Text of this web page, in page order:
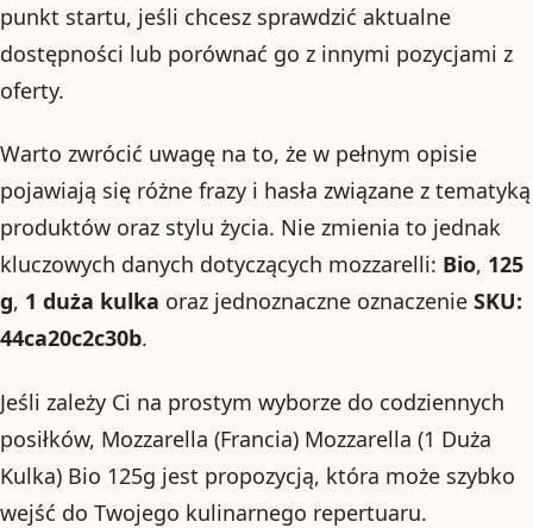
punkt startu, jeśli chcesz sprawdzić aktualne
dostępności lub porównać go z innymi pozycjami z
oferty.
Warto zwrócić uwagę na to, że w pełnym opisie
pojawiają się różne frazy i hasła związane z tematyką
produktów oraz stylu życia. Nie zmienia to jednak
kluczowych danych dotyczących mozzarelli: Bio, 125
g, 1 duża kulka oraz jednoznaczne oznaczenie SKU:
44ca20c2c30b.
Jeśli zależy Ci na prostym wyborze do codziennych
posiłków, Mozzarella (Francia) Mozzarella (1 Duża
Kulka) Bio 125g jest propozycją, która może szybko
wejść do Twojego kulinarnego repertuaru.